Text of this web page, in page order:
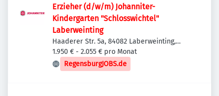
Erzieher (d/w/m) Johanniter-
Kindergarten "Schlosswichtel"
Laberweinting
Haaderer Str. 5a, 84082 Laberweinting,
Deutschland
1.950 € - 2.055 € pro Monat
RegensburgJOBS.de